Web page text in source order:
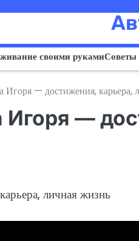
своими рукамиСоветы
Игоря — достижения, карьера,
—